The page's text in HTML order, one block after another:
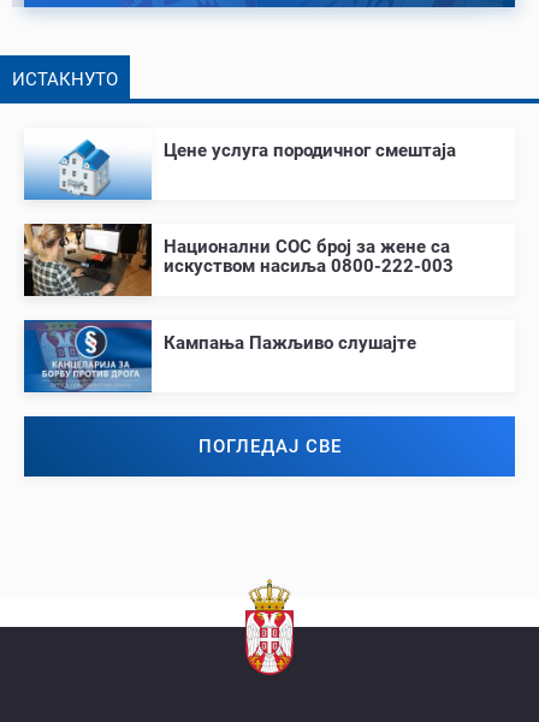
ИСТАКНУТО
Цене услуга породичног смештаја
Национални СОС број за жене са
искуством насиља 0800-222-003
Кампања Пажљиво слушајте
ПОГЛЕДАЈ СВЕ